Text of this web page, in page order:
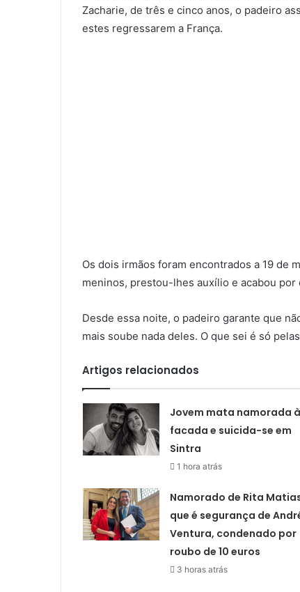
Zacharie, de três e cinco anos, o padeiro
estes regressarem a França.
Os dois irmãos foram encontrados a 19 de
meninos, prestou-lhes auxílio e acabou
Desde essa noite, o padeiro garante que
mais soube nada deles. O que sei é só
Artigos relacionados
Jovem mata namorada à
facada e suicida-se em
Sintra
1 hora atrás
Namorado de Rita
que é segurança de
Ventura, condenado por
roubo de 10 euros
3 horas atrás